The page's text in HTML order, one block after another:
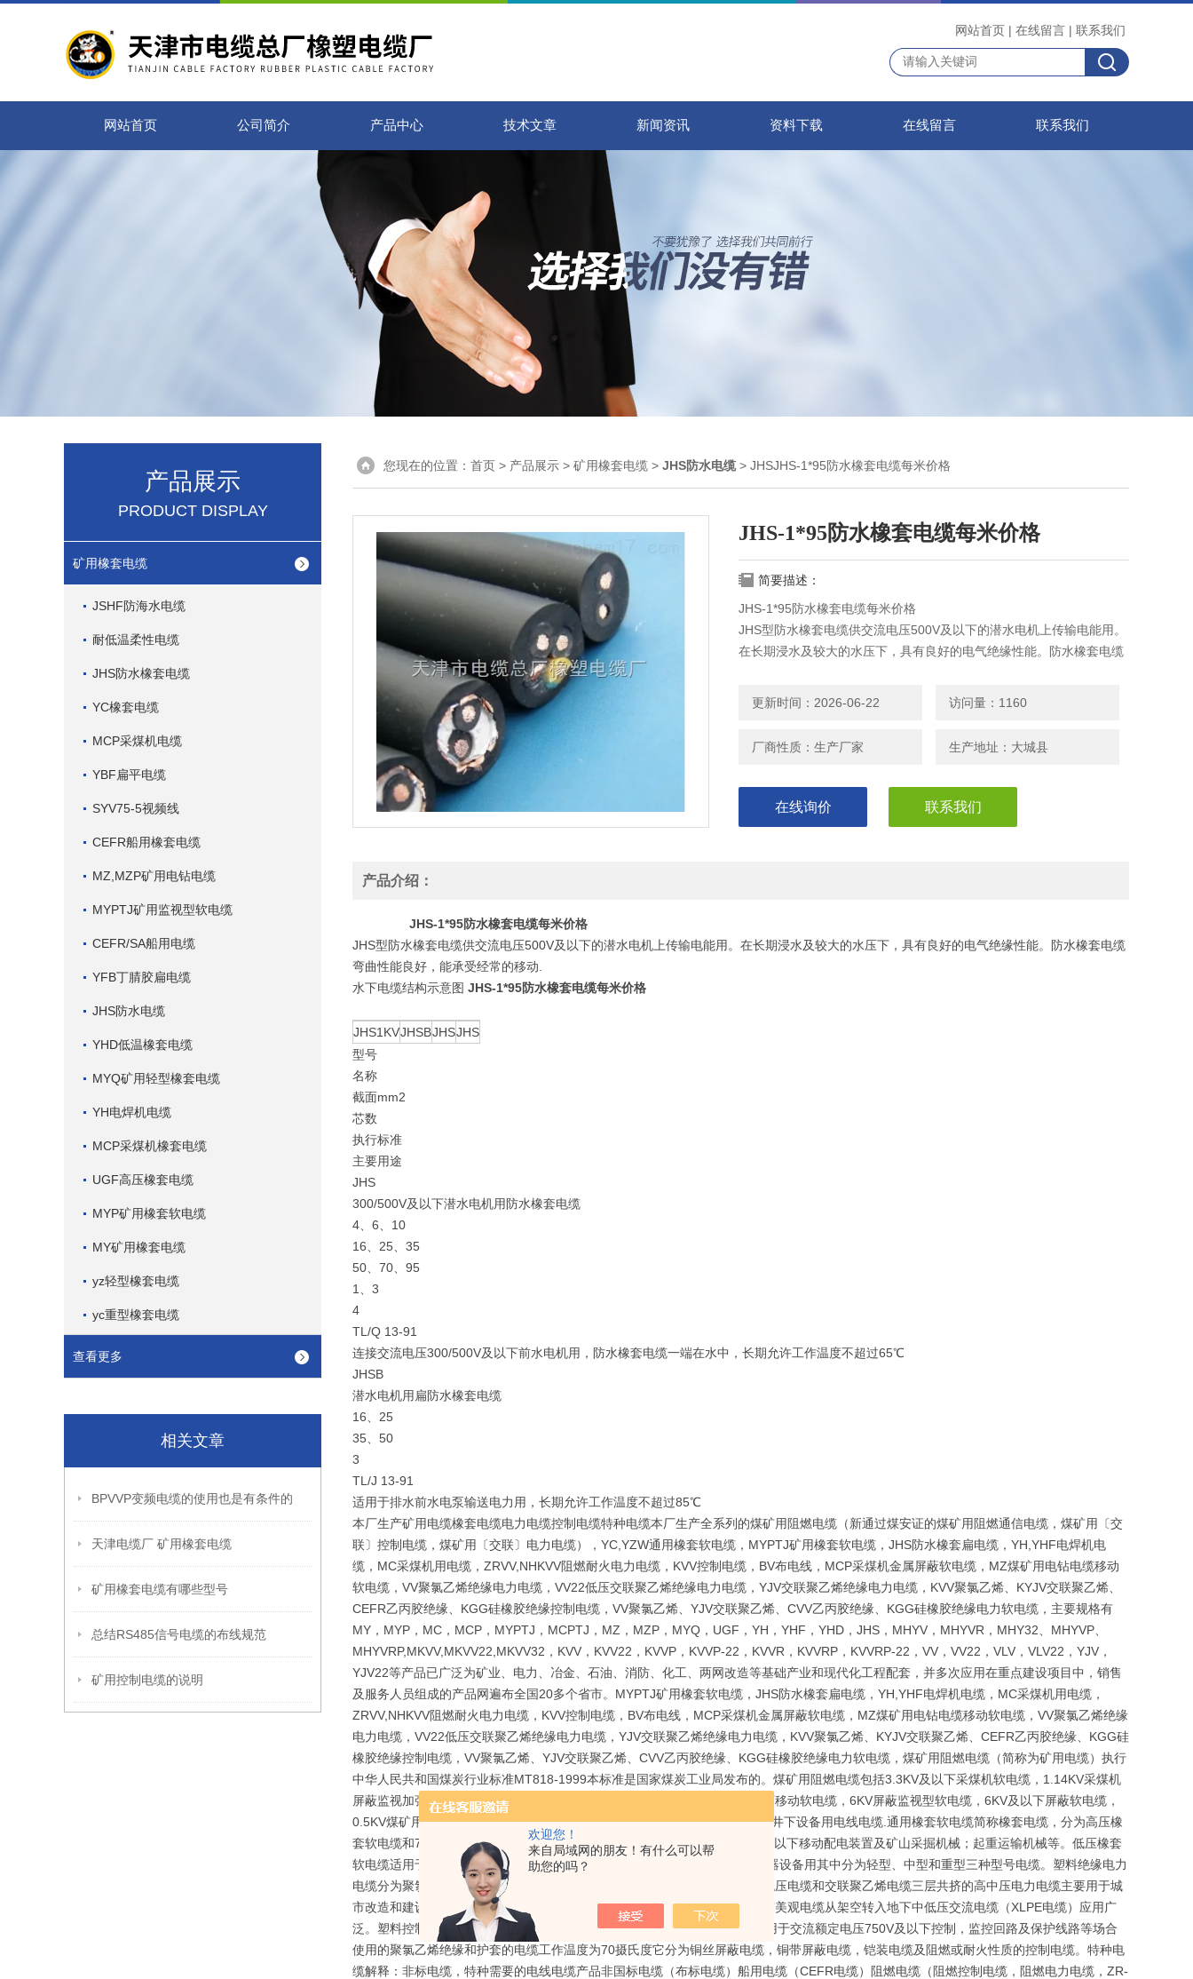
欢迎您！
来自局域网的朋友！有什么可以帮
助您的吗？
网站首页 | 在线留言 | 联系我们
网站首页 公司简介 产品中心 技术文章 新闻资讯 资料下载 在线留言 联系我们
产品展示
PRODUCT DISPLAY
矿用橡套电缆
JSHF防海水电缆
耐低温柔性电缆
JHS防水橡套电缆
YC橡套电缆
MCP采煤机电缆
YBF扁平电缆
SYV75-5视频线
CEFR船用橡套电缆
MZ,MZP矿用电钻电缆
MYPTJ矿用监视型软电缆
CEFR/SA船用电缆
YFB丁腈胶扁电缆
JHS防水电缆
YHD低温橡套电缆
MYQ矿用轻型橡套电缆
YH电焊机电缆
MCP采煤机橡套电缆
UGF高压橡套电缆
MYP矿用橡套软电缆
MY矿用橡套电缆
yz轻型橡套电缆
yc重型橡套电缆
查看更多
相关文章
BPVVP变频电缆的使用也是有条件的
天津电缆厂 矿用橡套电缆
矿用橡套电缆有哪些型号
总结RS485信号电缆的布线规范
矿用控制电缆的说明
您现在的位置： 首页 > 产品展示 > 矿用橡套电缆 > JHS防水电缆> JHSJHS-1*95防水橡套电缆每米价格
JHS-1*95防水橡套电缆每米价格
简要描述：
JHS-1*95防水橡套电缆每米价格
JHS型防水橡套电缆供交流电压500V及以下的潜水电机上传输电能用。
在长期浸水及较大的水压下，具有良好的电气绝缘性能。防水橡套电缆
更新时间：2026-06-22 访问量：1160
厂商性质：生产厂家 生产地址：大城县
在线询价 联系我们
产品介绍：
JHS-1*95防水橡套电缆每米价格
JHS型防水橡套电缆供交流电压500V及以下的潜水电机上传输电能用。在长期浸水及较大的水压下，具有良好的电气绝缘性能。防水橡套电缆
弯曲性能良好，能承受经常的移动.
水下电缆结构示意图 JHS-1*95防水橡套电缆每米价格
JHS1KVJHSBJHSJHS
型号
名称
截面mm2
芯数
执行标准
主要用途
JHS
300/500V及以下潜水电机用防水橡套电缆
4、6、10
16、25、35
50、70、95
1、3
4
TL/Q 13-91
连接交流电压300/500V及以下前水电机用，防水橡套电缆一端在水中，长期允许工作温度不超过65℃
JHSB
潜水电机用扁防水橡套电缆
16、25
35、50
3
TL/J 13-91
适用于排水前水电泵输送电力用，长期允许工作温度不超过85℃
本厂生产矿用电缆橡套电缆电力电缆控制电缆特种电缆本厂生产全系列的煤矿用阻燃电缆（新通过煤安证的煤矿用阻燃通信电缆，煤矿用〔交
联〕控制电缆，煤矿用〔交联〕电力电缆），YC,YZW通用橡套软电缆，MYPTJ矿用橡套软电缆，JHS防水橡套扁电缆，YH,YHF电焊机电
缆，MC采煤机用电缆，ZRVV,NHKVV阻燃耐火电力电缆，KVV控制电缆，BV布电线，MCP采煤机金属屏蔽软电缆，MZ煤矿用电钻电缆移动
软电缆，VV聚氯乙烯绝缘电力电缆，VV22低压交联聚乙烯绝缘电力电缆，YJV交联聚乙烯绝缘电力电缆，KVV聚氯乙烯、KYJV交联聚乙烯、
CEFR乙丙胶绝缘、KGG硅橡胶绝缘控制电缆，VV聚氯乙烯、YJV交联聚乙烯、CVV乙丙胶绝缘、KGG硅橡胶绝缘电力软电缆，主要规格有
MY，MYP，MC，MCP，MYPTJ，MCPTJ，MZ，MZP，MYQ，UGF，YH，YHF，YHD，JHS，MHYV，MHYVR，MHY32、MHYVP、
MHYVRP,MKVV,MKVV22,MKVV32，KVV，KVV22，KVVP，KVVP-22，KVVR，KVVRP，KVVRP-22，VV，VV22，VLV，VLV22，YJV，
YJV22等产品已广泛为矿业、电力、冶金、石油、消防、化工、两网改造等基础产业和现代化工程配套，并多次应用在重点建设项目中，销售
及服务人员组成的产品网遍布全国20多个省市。MYPTJ矿用橡套软电缆，JHS防水橡套扁电缆，YH,YHF电焊机电缆，MC采煤机用电缆，
ZRVV,NHKVV阻燃耐火电力电缆，KVV控制电缆，BV布电线，MCP采煤机金属屏蔽软电缆，MZ煤矿用电钻电缆移动软电缆，VV聚氯乙烯绝缘
电力电缆，VV22低压交联聚乙烯绝缘电力电缆，YJV交联聚乙烯绝缘电力电缆，KVV聚氯乙烯、KYJV交联聚乙烯、CEFR乙丙胶绝缘、KGG硅
橡胶绝缘控制电缆，VV聚氯乙烯、YJV交联聚乙烯、CVV乙丙胶绝缘、KGG硅橡胶绝缘电力软电缆，煤矿用阻燃电缆（简称为矿用电缆）执行
中华人民共和国煤炭行业标准MT818-1999本标准是国家煤炭工业局发布的。煤矿用阻燃电缆包括3.3KV及以下采煤机软电缆，1.14KV采煤机
屏蔽监视加强型软电缆，3.3KV及以下采煤机金属屏蔽软电缆，1.14KV及以下移动软电缆，6KV屏蔽监视型软电缆，6KV及以下屏蔽软电缆，
0.5KV煤矿用电钻电缆，煤矿用移动轻型软电缆等多种型号规格的适用于煤矿井下设备用电线电缆.通用橡套软电缆简称橡套电缆，分为高压橡
套软电缆和750V通用橡套软电缆。高压橡套软电缆用途：交流额定电压6kv及以下移动配电装置及矿山采掘机械；起重运输机械等。低压橡套
软电缆适用于交流额定电压750V及以下家用电器、电动工具和各种移动式电器设备用其中分为轻型、中型和重型三种型号电缆。塑料绝缘电力
电缆分为聚氯乙烯电缆也就是PVC电缆适用于低压变压器下方连接设备用的低压电缆和交联聚乙烯电缆三层共挤的高中压电力电缆主要用于城
市改造和建设中地下电力网络铺设用的连接介质，西部开发等电力缺乏和城市美观电缆从架空转入地下中低压交流电缆（XLPE电缆）应用广
泛。塑料控制电缆全称聚氯乙烯绝缘和护套控制电缆执行标准GB9330-86适用于交流额定电压750V及以下控制，监控回路及保护线路等场合
使用的聚氯乙烯绝缘和护套的电缆工作温度为70摄氏度它分为铜丝屏蔽电缆，铜带屏蔽电缆，铠装电缆及阻燃或耐火性质的控制电缆。特种电
缆解释：非标电缆，特种需要的电线电缆产品非国标电缆（布标电缆）船用电缆（CEFR电缆）阻燃电缆（阻燃控制电缆，阻燃电力电缆，ZR-